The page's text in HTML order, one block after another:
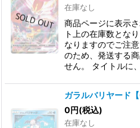
在庫なし
商品ページに表示
ト上の在庫数とな
なりますのでご注
のため、発送する
せん。 タイトルに
ガラルバリヤード
0円(税込)
在庫なし